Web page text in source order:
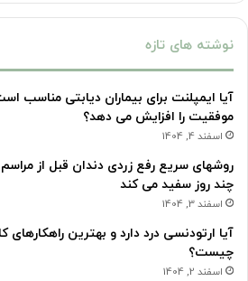
نوشته های تازه
آیا ایمپلنت برای بیماران دیابتی
موفقیت را افزایش می دهد؟
اسفند 4, 1404
روشهای سریع رفع زردی دندان قبل از
چند روز سفید می کند
اسفند 3, 1404
آیا ارتودنسی درد دارد و بهترین
چیست؟
اسفند 2, 1404